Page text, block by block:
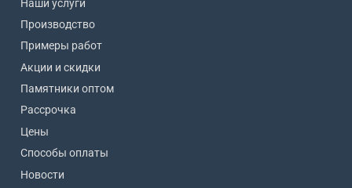
Наши услуги
Производство
Примеры работ
Акции и скидки
Памятники оптом
Рассрочка
Цены
Способы оплаты
Новости